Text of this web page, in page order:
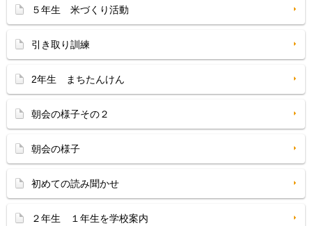
５年生 米づくり活動
引き取り訓練
2年生 まちたんけん
朝会の様子その２
朝会の様子
初めての読み聞かせ
２年生 １年生を学校案内